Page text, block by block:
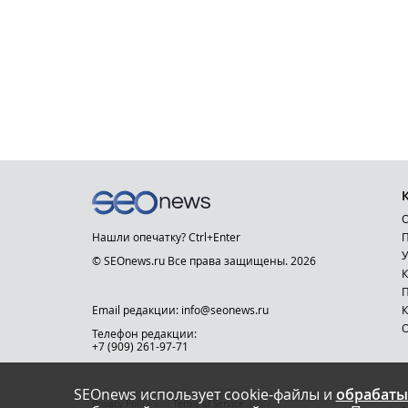
SEOnews использует cookie-файлы и
Нашли опечатку? Ctrl+Enter
© SEOnews.ru Все права защищены. 2026
Email редакции: info@seonews.ru
Телефон редакции:
+7 (909) 261-97-71
This site is protected by reCAPTCHA and the Google
Privacy Policyand Terms of Serviceapply.